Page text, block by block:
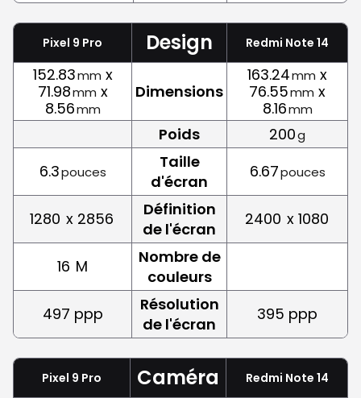
Pixel 9 Pro Design Redmi Note 14
152.83mm x
71.98mm x
8.56mm
Dimensions
163.24mm x
76.55mm x
8.16mm
Poids 200g
6.3pouces
Taille
d'écran
6.67pouces
1280 x 2856
Définition
de l'écran
2400 x 1080
16 M
Nombre de
couleurs
497 ppp
Résolution
de l'écran
395 ppp
Pixel 9 Pro Caméra Redmi Note 14